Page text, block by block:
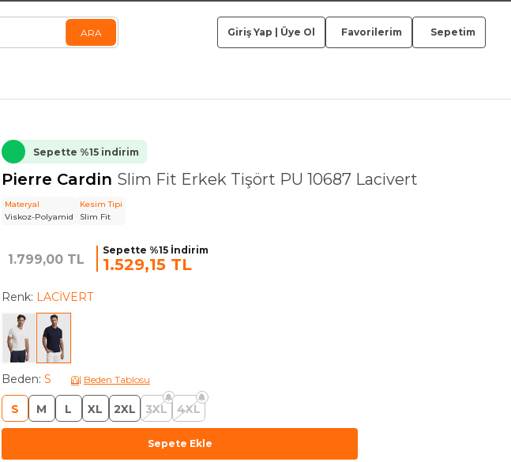
Giriş Yap Üye Ol Favorilerim Sepetim
Sepette %15 indirim
Pierre Cardin Slim Fit Erkek Tişört PU 10687 Lacivert
Materyal
Viskoz-Polyamid
Kesim Tipi
Slim Fit
1.799,00 TL
Sepette %15 İndirim
1.529,15 TL
Renk: LACİVERT
Beden: S Beden Tablosu
S M L XL 2XL 3XL 4XL
Sepete Ekle